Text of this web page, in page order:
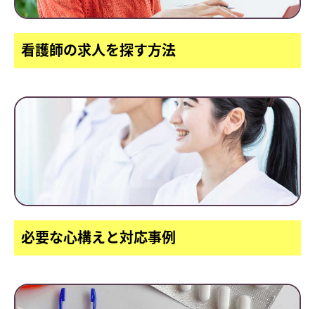
看護師の求人を探す方法
必要な心構えと対応事例